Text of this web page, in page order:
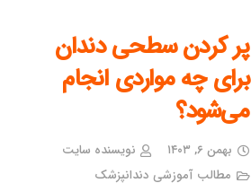
پر کردن سطحی دندان
برای چه مواردی انجام
می‌شود؟
بهمن ۶, ۱۴۰۳
نویسنده سایت
مطالب آموزشی دندانپزشک